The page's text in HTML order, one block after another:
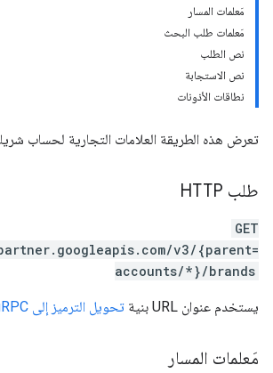
مَعلمات المسار
مَعلمات طلب البحث
نص الطلب
نص الاستجابة
نطاقات الأذونات
تعرض هذه الطريقة العلامات التجارية لحساب
طلب HTTP
GET
v3/{parent=
accounts/*}/brands
يستخدم عنوان URL بنية تحويل الترميز إلى gRPC
مَعلمات المسار